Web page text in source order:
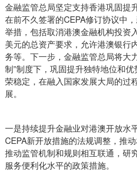
金融监管总局坚定支持香港巩固提
在前不久签署的CEPA修订协议中
举措，包括取消港澳金融机构投资
美元的总资产要求，允许港澳银行
务等。下一步，金融监管总局将大
制”制度下，巩固提升独特地位和
荣稳定，在融入国家发展大局的过
展。
一是持续提升金融业对港澳开放水
CEPA新开放措施的法规调整，推
推动监管机制和规则相互联通，研
服务便利化水平的政策措施。